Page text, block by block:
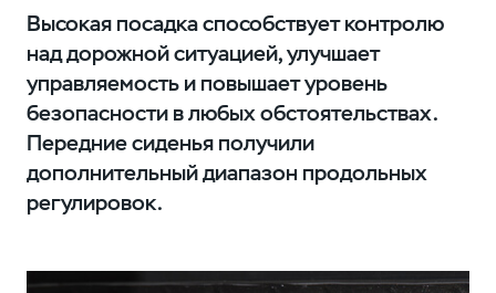
Высокая посадка способствует контролю
над дорожной ситуацией, улучшает
управляемость и повышает уровень
безопасности в любых обстоятельствах.
Передние сиденья получили
дополнительный диапазон продольных
регулировок.